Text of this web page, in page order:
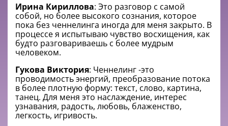
Ирина Кириллова: Это разговор с самой
собой, но более высокого сознания, которое
пока без ченнелинга иногда для меня закрыто. В
процессе я испытываю чувство восхищения, как
будто разговариваешь с более мудрым
человеком.
Гукова Виктория: Ченнелинг -это
проводимость энергий, преобразование потока
в более плотную форму: текст, слово, картина,
танец. Для меня это наслаждение, интерес
узнавания, радость, любовь, блаженство,
легкость, игривость.